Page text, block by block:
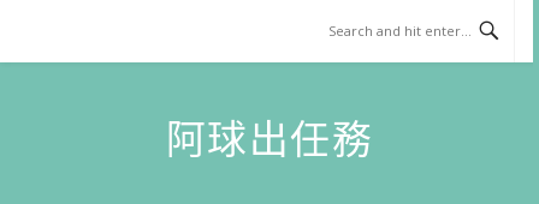
content
阿球出任務